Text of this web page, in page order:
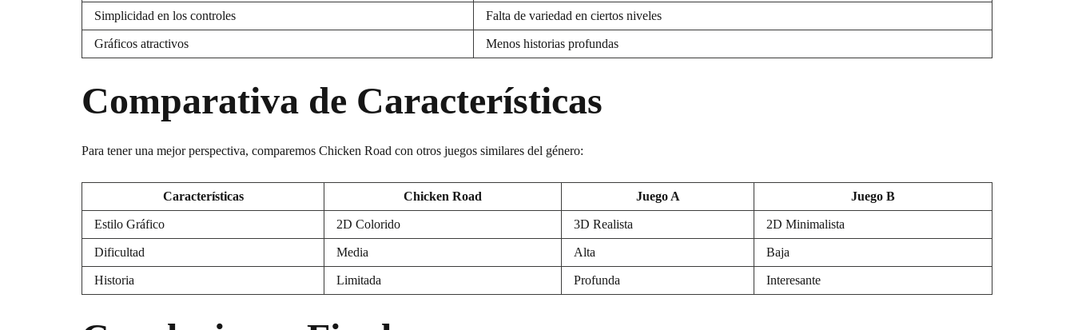
Simplicidad en los controles Falta de variedad en ciertos niveles
Gráficos atractivos Menos historias profundas
Comparativa de Características
Para tener una mejor perspectiva, comparemos Chicken Road con otros juegos similares del género:
Características Chicken Road Juego A Juego B
Estilo Gráfico 2D Colorido 3D Realista 2D Minimalista
Dificultad Media Alta Baja
Historia Limitada Profunda Interesante